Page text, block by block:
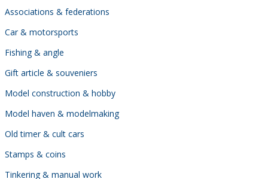
Associations & federations
Car & motorsports
Fishing & angle
Gift article & souveniers
Model construction & hobby
Model haven & modelmaking
Old timer & cult cars
Stamps & coins
Tinkering & manual work